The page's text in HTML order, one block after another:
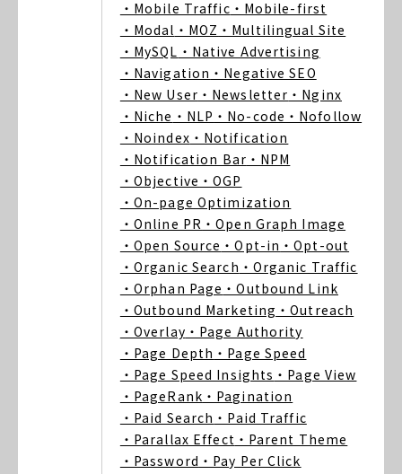
・Mobile Traffic ・Mobile-first
・Modal ・MOZ ・Multilingual Site
・MySQL ・Native Advertising
・Navigation ・Negative SEO
・New User ・Newsletter ・Nginx
・Niche ・NLP ・No-code ・Nofollow
・Noindex ・Notification
・Notification Bar ・NPM
・Objective ・OGP
・On-page Optimization
・Online PR ・Open Graph Image
・Open Source ・Opt-in ・Opt-out
・Organic Search ・Organic Traffic
・Orphan Page ・Outbound Link
・Outbound Marketing ・Outreach
・Overlay ・Page Authority
・Page Depth ・Page Speed
・Page Speed Insights ・Page View
・PageRank ・Pagination
・Paid Search ・Paid Traffic
・Parallax Effect ・Parent Theme
・Password ・Pay Per Click